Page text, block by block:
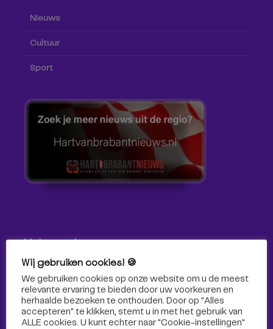
Nieuws
Cultuur
Sport
Volg ons!
Volg Omroep Tilburg niet alleen hier, maar ook via social
media!
Wij gebruiken cookies! 🍪
We gebruiken cookies op onze website om u de meest
relevante ervaring te bieden door uw voorkeuren en
herhaalde bezoeken te onthouden. Door op "Alles
accepteren" te klikken, stemt u in met het gebruik van
ALLE cookies. U kunt echter naar "Cookie-instellingen"